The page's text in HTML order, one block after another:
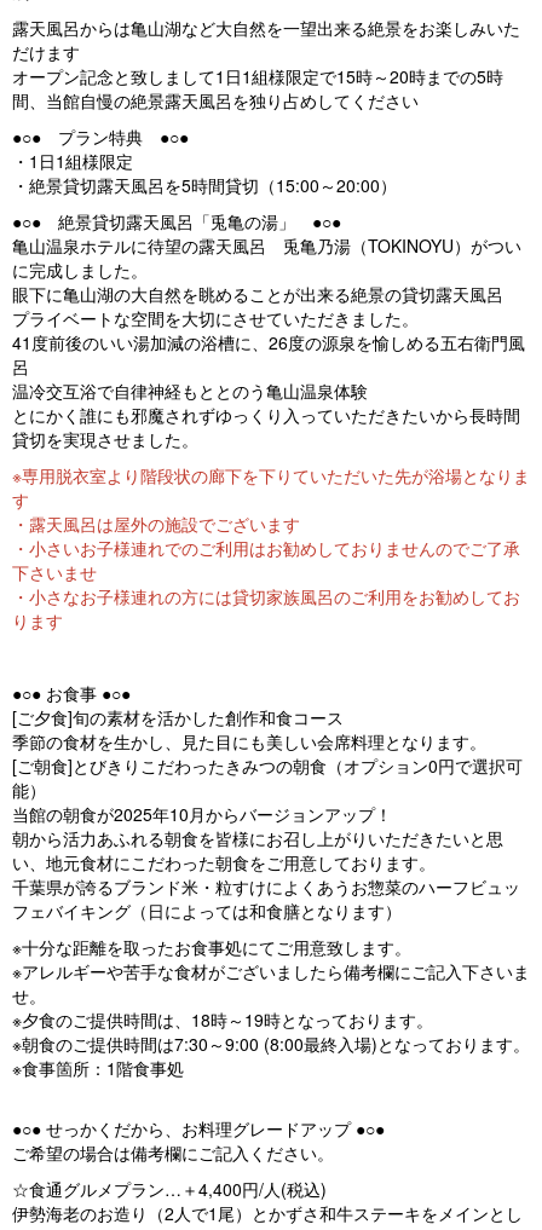
露天風呂からは亀山湖など大自然を一望出来る絶景をお楽しみいた
だけます
オープン記念と致しまして1日1組様限定で15時～20時までの5時
間、当館自慢の絶景露天風呂を独り占めしてください
●○● プラン特典 ●○●
・1日1組様限定
・絶景貸切露天風呂を5時間貸切（15:00～20:00）
●○● 絶景貸切露天風呂「兎亀の湯」 ●○●
亀山温泉ホテルに待望の露天風呂 兎亀乃湯（TOKINOYU）がつい
に完成しました。
眼下に亀山湖の大自然を眺めることが出来る絶景の貸切露天風呂
プライベートな空間を大切にさせていただきました。
41度前後のいい湯加減の浴槽に、26度の源泉を愉しめる五右衛門風
呂
温冷交互浴で自律神経もととのう亀山温泉体験
とにかく誰にも邪魔されずゆっくり入っていただきたいから長時間
貸切を実現させました。
※専用脱衣室より階段状の廊下を下りていただいた先が浴場となりま
す
・露天風呂は屋外の施設でございます
・小さいお子様連れでのご利用はお勧めしておりませんのでご了承
下さいませ
・小さなお子様連れの方には貸切家族風呂のご利用をお勧めしてお
ります
●○● お食事 ●○●
[ご夕食]旬の素材を活かした創作和食コース
季節の食材を生かし、見た目にも美しい会席料理となります。
[ご朝食]とびきりこだわったきみつの朝食（オプション0円で選択可
能）
当館の朝食が2025年10月からバージョンアップ！
朝から活力あふれる朝食を皆様にお召し上がりいただきたいと思
い、地元食材にこだわった朝食をご用意しております。
千葉県が誇るブランド米・粒すけによくあうお惣菜のハーフビュッ
フェバイキング（日によっては和食膳となります）
※十分な距離を取ったお食事処にてご用意致します。
※アレルギーや苦手な食材がございましたら備考欄にご記入下さいま
せ。
※夕食のご提供時間は、18時～19時となっております。
※朝食のご提供時間は7:30～9:00 (8:00最終入場)となっております。
※食事箇所：1階食事処
●○● せっかくだから、お料理グレードアップ ●○●
ご希望の場合は備考欄にご記入ください。
☆食通グルメプラン…＋4,400円/人(税込)
伊勢海老のお造り（2人で1尾）とかずさ和牛ステーキをメインとし